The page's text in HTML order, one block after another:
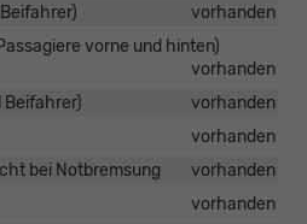
vorhanden
vorne und hinten)
vorhanden
Beifahrer)
vorhanden
vorhanden
bei Notbremsung
vorhanden
vorhanden